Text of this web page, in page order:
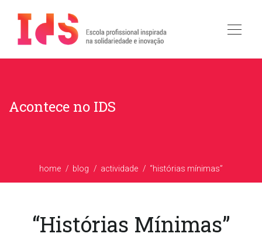
Acontece no IDS
home blog actividade “histórias mínimas”
“Histórias Mínimas”